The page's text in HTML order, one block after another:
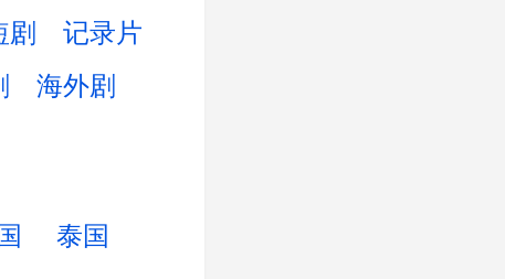
剧
记录片
海外剧
泰国